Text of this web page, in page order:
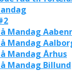
Mandag
Mandag
Mandag Århus
Mandag Billund